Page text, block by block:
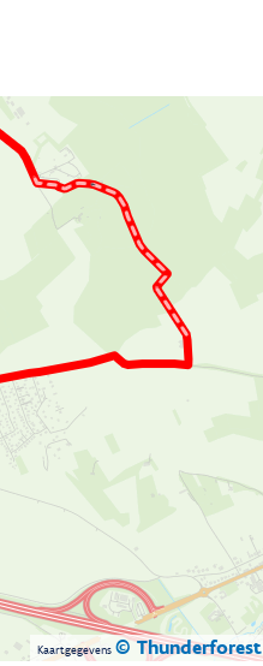
Kaartgegevens © Thunderforest